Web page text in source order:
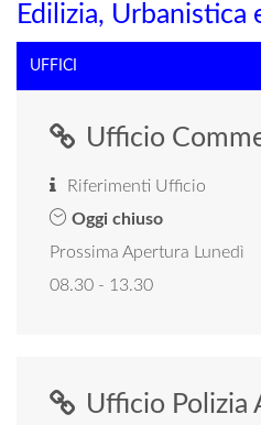
Edilizia, Urbanistica
UFFICI
Ufficio
Riferimenti Ufficio
Oggi chiuso
Prossima Apertura Lunedì
08.30 - 13.30
Ufficio Polizia